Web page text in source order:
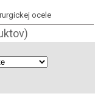
ocele